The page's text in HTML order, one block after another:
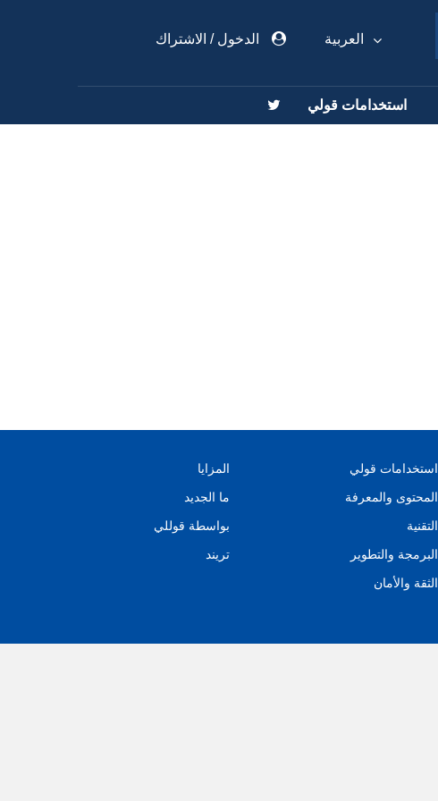
العربية الدخول / الاشتراك
استخدامات قولي
استخدامات قولي
المحتوى والمعرفة
التقنية
البرمجة والتطوير
الثقة والأمان
المزايا
ما الجديد
بواسطة قوللي
تريند